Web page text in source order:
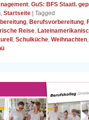
GuS: BFS Staatl.
Startseite | Tagged
Berufsvorbereitung
Reise
Schulküche Weihnachten